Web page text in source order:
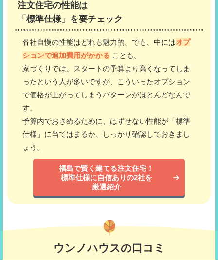
注文住宅の性能は
「標準仕様」を要チェック
各社自慢の性能はどれも魅力的。でも、中にはオプ
ションで追加費用がかかる ことも。
家づくりでは、スタートの予算より高くなってしま
ったという人が多いですが、こういったオプション
で価格が上がってしまうパターンがほとんどなんで
す。
予算内でおさめるために、はずせない性能が「標準
仕様」に当てはまるか、しっかり確認しておきまし
ょう。
福島で賢く建てる注文住宅！
標準仕様に自信ありの2社を
厳選紹介
ウンノハウスの口コミ